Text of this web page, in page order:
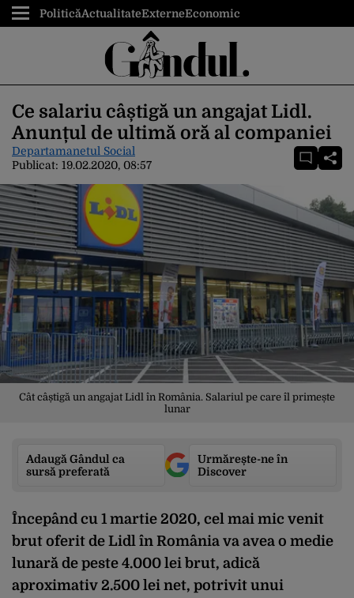
PoliticăActualitateExterneEconomic
Ce salariu câștigă un angajat Lidl.
Anunțul de ultimă oră al companiei
Departamanetul Social
Publicat: 19.02.2020, 08:57
Cât câștigă un angajat Lidl în România. Salariul pe care îl primește
lunar
Adaugă Gândul ca
sursă preferată
Urmărește-ne în
Discover
Începând cu 1 martie 2020, cel mai mic venit
brut oferit de Lidl în România va avea o medie
lunară de peste 4.000 lei brut, adică
aproximativ 2.500 lei net, potrivit unui